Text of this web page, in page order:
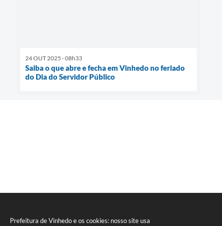
Prefeitura de Vinhedo e os cookies: nosso site usa
24 OUT 2025 - 08h33
Saiba o que abre e fecha em Vinhedo no feriado
do Dia do Servidor Público